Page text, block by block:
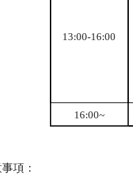
13:00-16:00
16:00~
項：